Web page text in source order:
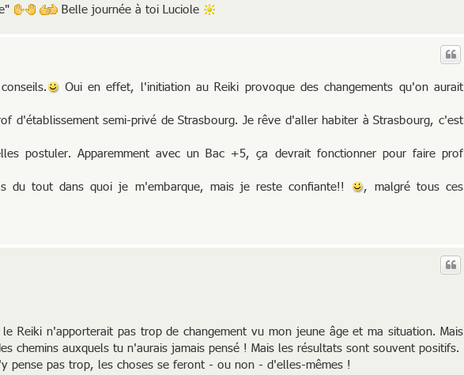
Belle journée à toi Luciole
Oui en effet, l'initiation au Reiki provoque des changements qu'on aurait
d'établissement semi-privé de Strasbourg. Je rêve d'aller habiter à Strasbourg, c'est
postuler. Apparemment avec un Bac +5, ça devrait fonctionner pour faire prof
du tout dans quoi je m'embarque, mais je reste confiante!!
, malgré tous ces
Reiki n'apporterait pas trop de changement vu mon jeune âge et ma situation. Mais
chemins auxquels tu n'aurais jamais pensé ! Mais les résultats sont souvent positifs.
pense pas trop, les choses se feront - ou non - d'elles-mêmes !